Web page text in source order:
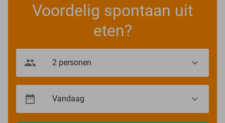
Voordelig spontaan uit
eten?